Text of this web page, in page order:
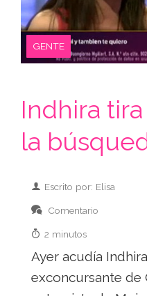
GENTE
Indhira
la
Escrito por: Elisa
Comentario
2 minutos
Ayer acudía
exconcursante de